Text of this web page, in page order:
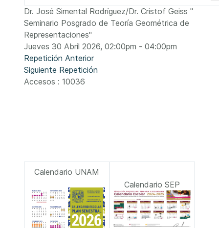
Dr. José Simental Rodríguez/Dr. Cristof Geiss "
Seminario Posgrado de Teoría Geométrica de
Representaciones"
Jueves 30 Abril 2026, 02:00pm - 04:00pm
Repetición Anterior
Siguiente Repetición
Accesos : 10036
Calendario UNAM
Calendario SEP